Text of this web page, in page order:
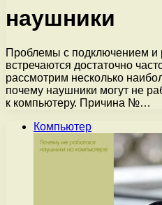
наушники
Проблемы с подключением и
встречаются достаточно
рассмотрим несколько
почему наушники могут не
к компьютеру. Причина №…
Компьютер